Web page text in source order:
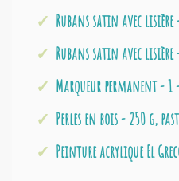
Rubans satin avec
Rubans satin avec
Marqueur permanent -
Perles en bois - 250 g,
Peinture acrylique El